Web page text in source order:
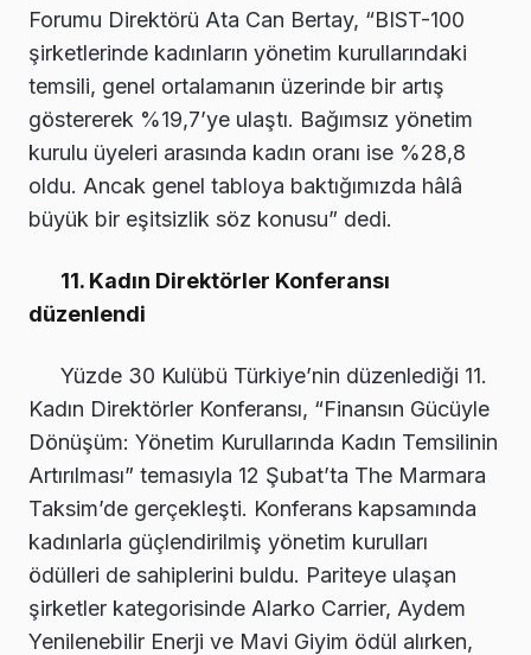
Forumu Direktörü Ata Can Bertay, “BIST-100
şirketlerinde kadınların yönetim kurullarındaki
temsili, genel ortalamanın üzerinde bir artış
göstererek %19,7’ye ulaştı. Bağımsız yönetim
kurulu üyeleri arasında kadın oranı ise %28,8
oldu. Ancak genel tabloya baktığımızda hâlâ
büyük bir eşitsizlik söz konusu” dedi.
11. Kadın Direktörler Konferansı
düzenlendi
Yüzde 30 Kulübü Türkiye’nin düzenlediği 11.
Kadın Direktörler Konferansı, “Finansın Gücüyle
Dönüşüm: Yönetim Kurullarında Kadın Temsilinin
Artırılması” temasıyla 12 Şubat’ta The Marmara
Taksim’de gerçekleşti. Konferans kapsamında
kadınlarla güçlendirilmiş yönetim kurulları
ödülleri de sahiplerini buldu. Pariteye ulaşan
şirketler kategorisinde Alarko Carrier, Aydem
Yenilenebilir Enerji ve Mavi Giyim ödül alırken,